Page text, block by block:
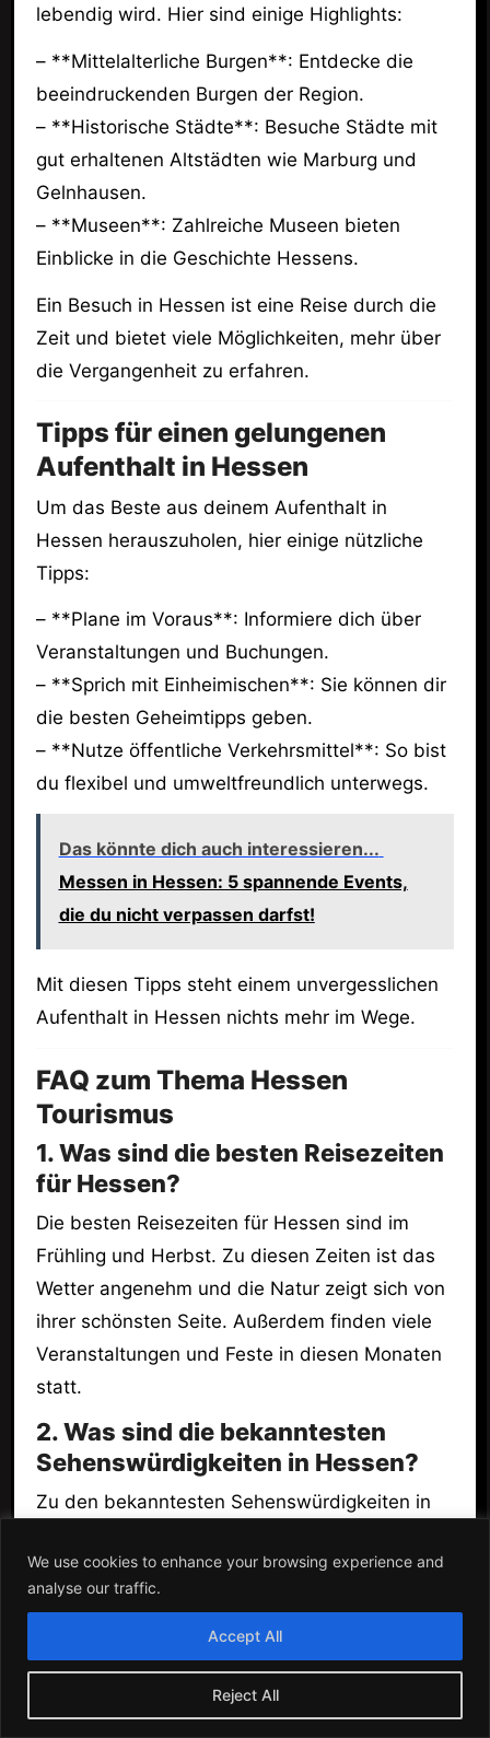
We use cookies to enhance your browsing experience and
analyse our traffic.
Reject All
Accept All
lebendig wird. Hier sind einige Highlights:
– **Mittelalterliche Burgen**: Entdecke die
beeindruckenden Burgen der Region.
– **Historische Städte**: Besuche Städte mit
gut erhaltenen Altstädten wie Marburg und
Gelnhausen.
– **Museen**: Zahlreiche Museen bieten
Einblicke in die Geschichte Hessens.
Ein Besuch in Hessen ist eine Reise durch die
Zeit und bietet viele Möglichkeiten, mehr über
die Vergangenheit zu erfahren.
Tipps für einen gelungenen
Aufenthalt in Hessen
Um das Beste aus deinem Aufenthalt in
Hessen herauszuholen, hier einige nützliche
Tipps:
– **Plane im Voraus**: Informiere dich über
Veranstaltungen und Buchungen.
– **Sprich mit Einheimischen**: Sie können dir
die besten Geheimtipps geben.
– **Nutze öffentliche Verkehrsmittel**: So bist
du flexibel und umweltfreundlich unterwegs.
Das könnte dich auch interessieren...
Messen in Hessen: 5 spannende Events,
die du nicht verpassen darfst!
Mit diesen Tipps steht einem unvergesslichen
Aufenthalt in Hessen nichts mehr im Wege.
FAQ zum Thema Hessen
Tourismus
1. Was sind die besten Reisezeiten
für Hessen?
Die besten Reisezeiten für Hessen sind im
Frühling und Herbst. Zu diesen Zeiten ist das
Wetter angenehm und die Natur zeigt sich von
ihrer schönsten Seite. Außerdem finden viele
Veranstaltungen und Feste in diesen Monaten
statt.
2. Was sind die bekanntesten
Sehenswürdigkeiten in Hessen?
Zu den bekanntesten Sehenswürdigkeiten in
der Bergpark in Kassel und die Altstadt von
Marburg. Auch die Weinregionen und die vielen
Burgen sind einen Besuch wert. In Frankfurt
solltest du unbedingt die Skyline und das
Städel Museum besuchen.